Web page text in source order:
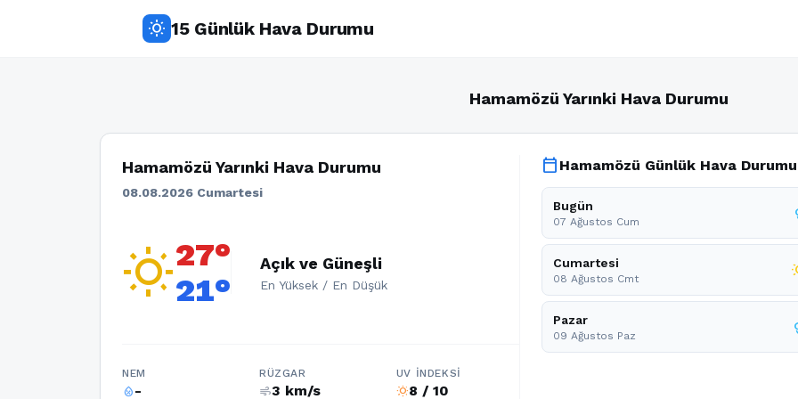
wb_sunny 15 Günlük Hava Durumu
Hamamözü Yarınki Hava Durumu
Hamamözü Yarınki Hava Durumu
08.08.2026 Cumartesi
wb_sunny27°
21°
Açık ve Güneşli
En Yüksek / En Düşük
NEM
humidity_percentage-
RÜZGAR
air3 km/s
UV İNDEKSI
wb_sunny8 / 10
calendar_today Hamamözü Günlük Hava Durumu
Bugün
07 Ağustos Cum
Cumartesi
08 Ağustos Cmt
Pazar
09 Ağustos Paz